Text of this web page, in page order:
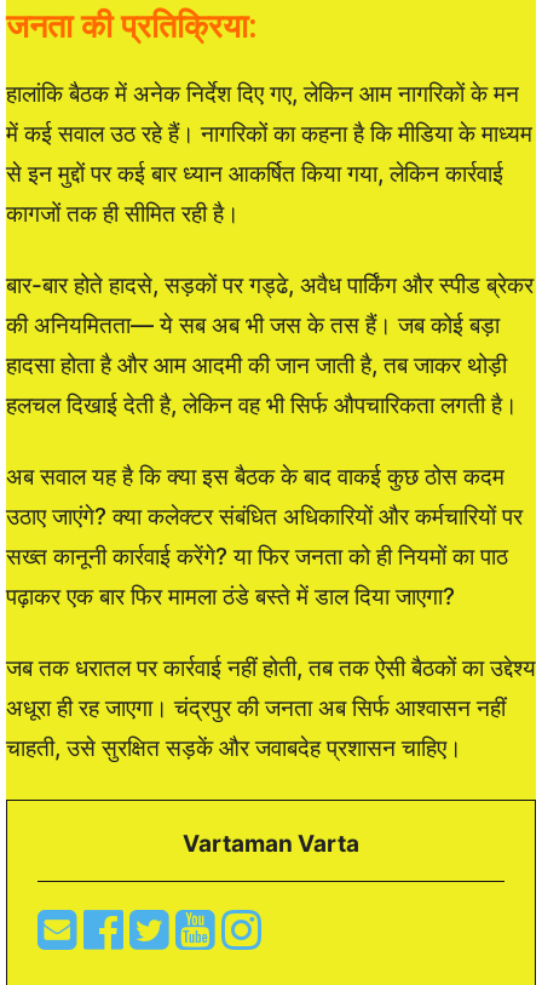
जनता की प्रतिक्रिया:
हालांकि बैठक में अनेक निर्देश दिए गए, लेकिन आम नागरिकों के मन
में कई सवाल उठ रहे हैं। नागरिकों का कहना है कि मीडिया के माध्यम
से इन मुद्दों पर कई बार ध्यान आकर्षित किया गया, लेकिन कार्रवाई
कागजों तक ही सीमित रही है।
बार-बार होते हादसे, सड़कों पर गड्ढे, अवैध पार्किंग और स्पीड ब्रेकर
की अनियमितता— ये सब अब भी जस के तस हैं। जब कोई बड़ा
हादसा होता है और आम आदमी की जान जाती है, तब जाकर थोड़ी
हलचल दिखाई देती है, लेकिन वह भी सिर्फ औपचारिकता लगती है।
अब सवाल यह है कि क्या इस बैठक के बाद वाकई कुछ ठोस कदम
उठाए जाएंगे? क्या कलेक्टर संबंधित अधिकारियों और कर्मचारियों पर
सख्त कानूनी कार्रवाई करेंगे? या फिर जनता को ही नियमों का पाठ
पढ़ाकर एक बार फिर मामला ठंडे बस्ते में डाल दिया जाएगा?
जब तक धरातल पर कार्रवाई नहीं होती, तब तक ऐसी बैठकों का उद्देश्य
अधूरा ही रह जाएगा। चंद्रपुर की जनता अब सिर्फ आश्वासन नहीं
चाहती, उसे सुरक्षित सड़कें और जवाबदेह प्रशासन चाहिए।
Vartaman Varta